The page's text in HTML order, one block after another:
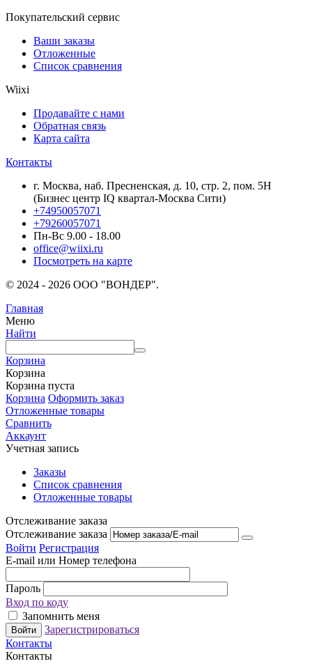
Покупательский сервис
Ваши заказы
Отложенные
Список сравнения
Wiixi
Продавайте с нами
Обратная связь
Карта сайта
Контакты
г. Москва, наб. Пресненская, д. 10, стр. 2, пом. 5Н
(Бизнес центр IQ квартал-Москва Сити)
+74950057071
+79260057071
Пн-Вс 9.00 - 18.00
office@wiixi.ru
Посмотреть на карте
© 2024 - 2026 ООО "ВОНДЕР".
Главная
Меню
Найти
Корзина
Корзина
Корзина пуста
Корзина Оформить заказ
Отложенные товары
Сравнить
Аккаунт
Учетная запись
Заказы
Список сравнения
Отложенные товары
Отслеживание заказа
Отслеживание заказа
Войти Регистрация
E-mail или Номер телефона
Пароль
Вход по коду
Запомнить меня
Войти
Зарегистрироваться
Контакты
Контакты